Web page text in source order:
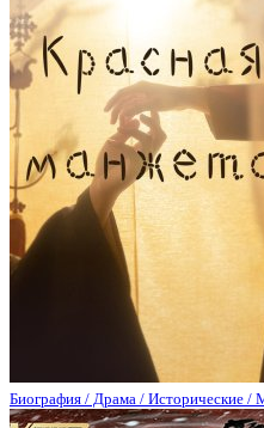
Биография / Драма / Исторические /